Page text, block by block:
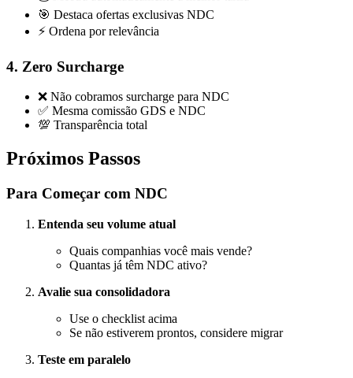
🎯 Destaca ofertas exclusivas NDC
⚡ Ordena por relevância
4. Zero Surcharge
❌ Não cobramos surcharge para NDC
✅ Mesma comissão GDS e NDC
💯 Transparência total
Próximos Passos
Para Começar com NDC
Entenda seu volume atual
Quais companhias você mais vende?
Quantas já têm NDC ativo?
Avalie sua consolidadora
Use o checklist acima
Se não estiverem prontos, considere migrar
Teste em paralelo